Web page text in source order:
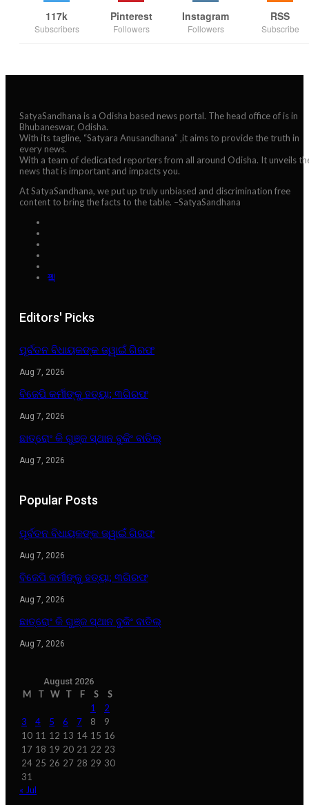
117k
Subscribers
Pinterest
Followers
Instagram
Followers
RSS
Subscribe
SatyaSandhana is a Odisha based news portal. The head office of is in
Bhubaneswar, Odisha.
With its tagline, “Satyara Anusandhana” ,it aims to provide the truth in
every news.
With a team of dedicated reporters from all around Odisha. It unveils
news that is important and impacts you.
At SatyaSandhana, we put up truly unbiased and discrimination free
content to bring the facts to the table. –SatyaSandhana
Editors' Picks
ପୂର୍ବତନ ବିଧାୟକଙ୍କ ଜ୍ୱାଇଁ ଗିରଫ
Aug 7, 2026
ବିଜେପି କର୍ମୀଙ୍କୁ ହତ୍ୟା; ୩ଗିରଫ
Aug 7, 2026
ଛାତ୍ରୋଂ କି ଗୁଞ୍ଜ ସ୍ଥାନ ବୁକିଂ ବାତିଲ୍
Aug 7, 2026
Popular Posts
ପୂର୍ବତନ ବିଧାୟକଙ୍କ ଜ୍ୱାଇଁ ଗିରଫ
Aug 7, 2026
ବିଜେପି କର୍ମୀଙ୍କୁ ହତ୍ୟା; ୩ଗିରଫ
Aug 7, 2026
ଛାତ୍ରୋଂ କି ଗୁଞ୍ଜ ସ୍ଥାନ ବୁକିଂ ବାତିଲ୍
Aug 7, 2026
August 2026
M T W T F S
S
1
2
3
4 5 6 7 8
9
10 11 12 13 14 15 16
17 18 19 20 21 22 23
24 25 26 27 28 29 30
31
« Jul